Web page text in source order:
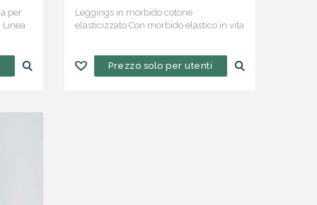
per
Leggings in morbido cotone
elasticizzato Con morbido elastico in vita
Prezzo solo per utenti